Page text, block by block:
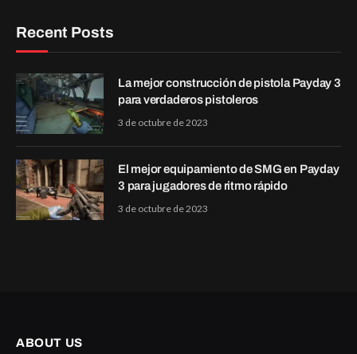
Recent Posts
La mejor construcción de pistola Payday 3
para verdaderos pistoleros
3 de octubre de 2023
El mejor equipamiento de SMG en Payday
3 para jugadores de ritmo rápido
3 de octubre de 2023
ABOUT US